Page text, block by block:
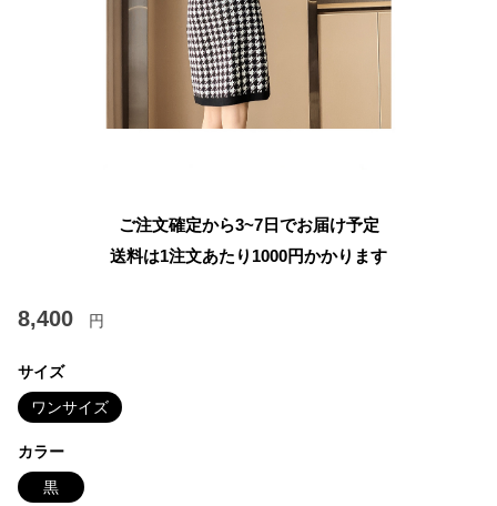
ご注文確定から3~7日でお届け予定
送料は1注文あたり 1000円かかります
8,400 円
サイズ
ワンサイズ
カラー
黒